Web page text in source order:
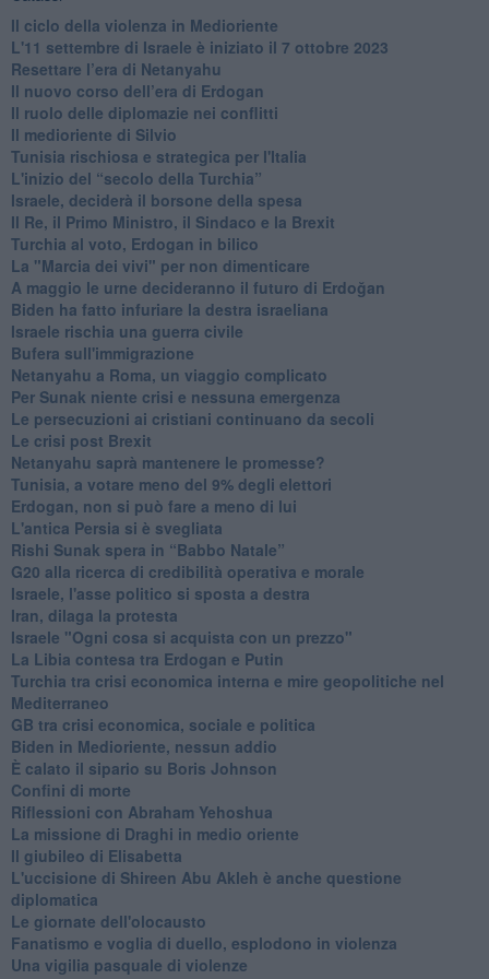
Il ciclo della violenza in Medioriente
L'11 settembre di Israele è iniziato il 7 ottobre 2023
Resettare l’era di Netanyahu
​Il nuovo corso dell’era di Erdogan
Il ruolo delle diplomazie nei conflitti
Il medioriente di Silvio
Tunisia rischiosa e strategica per l'Italia
L'inizio del “secolo della Turchia”
Israele, deciderà il borsone della spesa
Il Re, il Primo Ministro, il Sindaco e la Brexit
Turchia al voto, Erdogan in bilico
La "Marcia dei vivi" per non dimenticare
A maggio le urne decideranno il futuro di Erdoğan
Biden ha fatto infuriare la destra israeliana
Israele rischia una guerra civile
Bufera sull'immigrazione
Netanyahu a Roma, un viaggio complicato
Per Sunak niente crisi e nessuna emergenza
Le persecuzioni ai cristiani continuano da secoli
Le crisi post Brexit
Netanyahu saprà mantenere le promesse?
Tunisia, a votare meno del 9% degli elettori
Erdogan, non si può fare a meno di lui
L'antica Persia si è svegliata
Rishi Sunak spera in “Babbo Natale”
G20 alla ricerca di credibilità operativa e morale
Israele, l'asse politico si sposta a destra
Iran, dilaga la protesta
Israele "Ogni cosa si acquista con un prezzo"
La Libia contesa tra Erdogan e Putin
Turchia tra crisi economica interna e mire geopolitiche nel
Mediterraneo
GB tra crisi economica, sociale e politica
Biden in Medioriente, nessun addio
È calato il sipario su Boris Johnson
Confini di morte
Riflessioni con Abraham Yehoshua
La missione di Draghi in medio oriente
Il giubileo di Elisabetta
L'uccisione di Shireen Abu Akleh è anche questione
diplomatica
Le giornate dell'olocausto
Fanatismo e voglia di duello, esplodono in violenza
Una vigilia pasquale di violenze